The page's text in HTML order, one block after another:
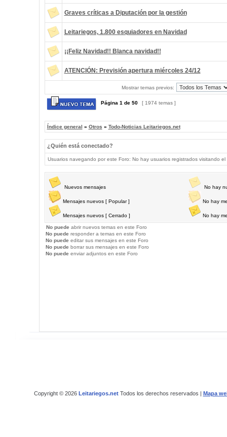
Graves críticas a Diputación por la gestión
Leitariegos, 1.800 esquiadores en Navidad
¡¡Feliz Navidad!! Blanca navidad!!
ATENCIÓN: Previsión apertura miércoles 24/12
Mostrar temas previos:
Página 1 de 50 [ 1974 temas ]
Índice general » Otros » Todo-Noticias Leitariegos.net
¿Quién está conectado?
Usuarios navegando por este Foro: No hay usuarios registrados visitando
Nuevos mensajes
Mensajes nuevos [ Popular ]
Mensajes nuevos [ Cerrado ]
No hay
No hay
No hay
No puede abrir nuevos temas en este Foro
No puede responder a temas en este Foro
No puede editar sus mensajes en este Foro
No puede borrar sus mensajes en este Foro
No puede enviar adjuntos en este Foro
Copyright © 2026 Leitariegos.netTodos los derechos reservados | Mapa